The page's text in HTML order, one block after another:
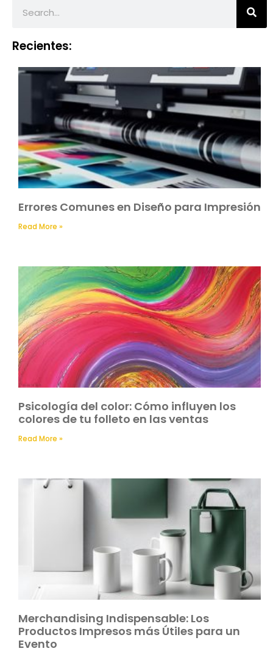
Recientes:
Errores Comunes en Diseño para Impresión
Read More »
Psicología del color: Cómo influyen los
colores de tu folleto en las ventas
Read More »
Merchandising Indispensable: Los
Productos Impresos más Útiles para un
Evento